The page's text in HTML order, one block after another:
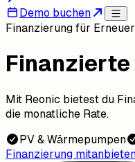
Demo buchen
Finanzierung für
Finanzierte
Mit Reonic bietest du
die monatliche Rate.
PV & Wärmepumpen
Finanzierung